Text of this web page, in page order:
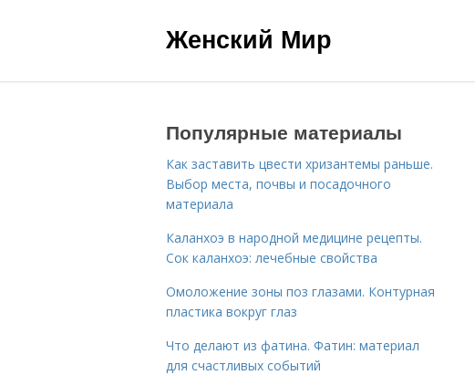
Женский Мир
Популярные материалы
Как заставить цвести хризантемы раньше.
Выбор места, почвы и посадочного
материала
Каланхоэ в народной медицине рецепты.
Сок каланхоэ: лечебные свойства
Омоложение зоны поз глазами. Контурная
пластика вокруг глаз
Что делают из фатина. Фатин: материал
для счастливых событий